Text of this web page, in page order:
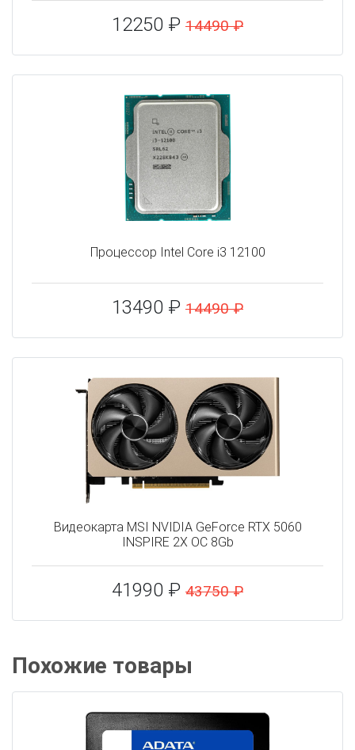
12250 ₽ 14490 ₽
Процессор Intel Core i3 12100
13490 ₽ 14490 ₽
Видеокарта MSI NVIDIA GeForce RTX 5060
INSPIRE 2X OC 8Gb
41990 ₽ 43750 ₽
Похожие товары